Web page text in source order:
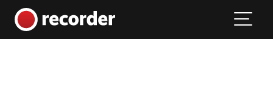
Main Navigation